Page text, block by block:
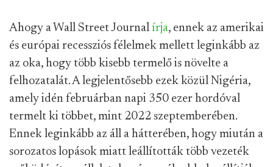
Ahogy a Wall Street Journal írja, ennek az amerikai
és európai recessziós félelmek mellett leginkább az
az oka, hogy több kisebb termelő is növelte a
felhozatalát. A legjelentősebb ezek közül Nigéria,
amely idén februárban napi 350 ezer hordóval
termelt ki többet, mint 2022 szeptemberében.
Ennek leginkább az áll a hátterében, hogy miután a
sorozatos lopások miatt leállították több vezeték